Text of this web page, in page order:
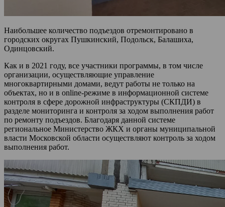
Наибольшее количество подъездов отремонтировано в
городских округах Пушкинский, Подольск, Балашиха,
Одинцовский.
Как и в 2021 году, все участники программы, в том числе
организации, осуществляющие управление
многоквартирными домами, ведут работы не только на
объектах, но и в online-режиме в информационной системе
контроля в сфере дорожной инфраструктуры (СКПДИ) в
разделе мониторинга и контроля за ходом выполнения работ
по ремонту подъездов. Благодаря данной системе
региональное Министерство ЖКХ и органы муниципальной
власти Московской области осуществляют контроль за ходом
выполнения работ.